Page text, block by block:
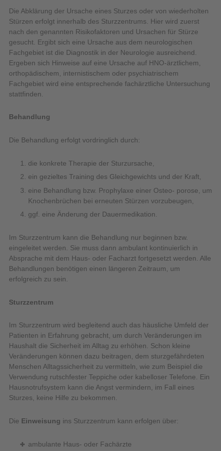
Die Abklärung der Ursache eines Sturzes oder von wiederholten
Stürzen erfolgt innerhalb des Sturzzentrums. Hier wird zuerst
nach den genannten Risikofaktoren und Ursachen für Stürze
gesucht. Ergibt sich eine Ursache aus dem neurologischen
Fachgebiet ist die Diagnostik in der Neurologie ausreichend.
Ergeben sich Hinweise auf eine Ursache auf HNO-ärztlichem,
orthopädischem, internistischem oder psychiatrischem
Fachgebiet wird eine entsprechende fachärztliche Untersuchung
stattfinden.
Behandlung
Die Behandlung erfolgt vordringlich durch:
die konkrete Therapie der Sturzursache,
ein gezieltes Training des Gleichgewichts und der Kraft,
eine Behandlung bzw. Prophylaxe einer Osteo- porose, um
Knochenbrüchen bei erneuten Stürzen vorzubeugen,
ggf. eine Änderung der Dauermedikation.
Im Sturzzentrum kann die Behandlung nur beginnen bzw.
eingeleitet werden. Sie muss dann ambulant kontinuierlich in
Absprache mit dem Haus- oder Facharzt fortgesetzt werden. Alle
Behandlungen benötigen einen längeren Zeitraum, um
erfolgreich zu sein.
Sturzzentrum
Im Sturzzentrum wird begleitend auch das häusliche Umfeld der
Patienten in Erfahrung gebracht, um durch Veränderungen im
Haushalt die Sicherheit im Alltag zu erhöhen. Schon kleine
Veränderungen können dazu beitragen, dem sturzgefährdeten
Menschen Alltagssicherheit zu vermitteln, wie zum Beispiel die
Verwendung rutschfester Teppiche oder kabelloser Telefone. Ein
Hausnotrufsystem kann die Angst vermindern, im Fall eines
Sturzes, keine Hilfe zu bekommen.
Die Einweisung ins Sturzzentrum kann erfolgen über:
ambulante Haus- oder Fachärzte